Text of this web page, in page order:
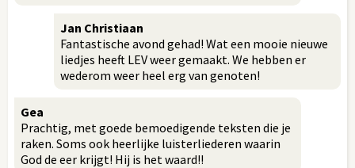
Jan Christiaan
Fantastische avond gehad! Wat een mooie nieuwe
liedjes heeft LEV weer gemaakt. We hebben er
wederom weer heel erg van genoten!
Gea
Prachtig, met goede bemoedigende teksten die je
raken. Soms ook heerlijke luisterliederen waarin
God de eer krijgt! Hij is het waard!!